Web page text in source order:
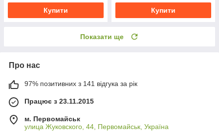
Купити Купити
Показати ще
Про нас
97% позитивних з 141 відгука за рік
Працює з 23.11.2015
м. Первомайськ
улица Жуковского, 44, Первомайськ, Україна